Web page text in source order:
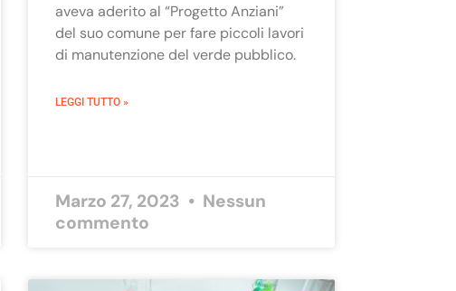
aveva aderito al “Progetto Anziani”
del suo comune per fare piccoli lavori
di manutenzione del verde pubblico.
LEGGI TUTTO »
Marzo 27, 2023
Nessun
commento